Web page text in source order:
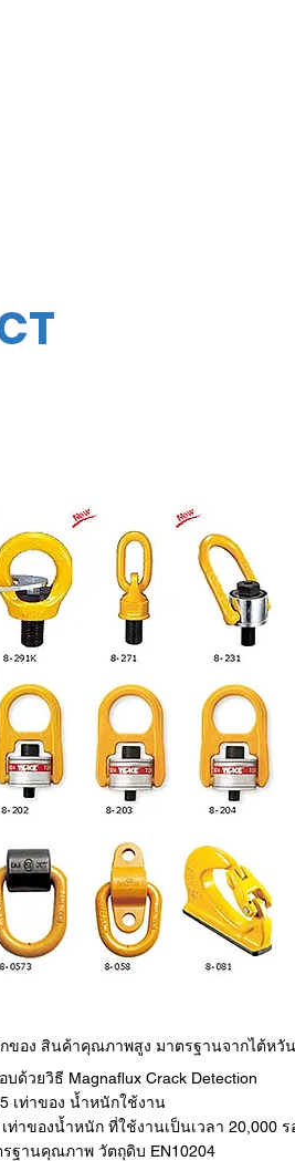
ของ สินค้าคุณภาพสูง มาตรฐานจากไต้หวัน
ด้วยวิธี Magnaflux Crack Detection
เท่าของ น้ำหนักใช้งาน
ท่าของน้ำหนัก ที่ใช้งานเป็นเวลา 20,000 ร
รฐานคุณภาพ วัตถุดิบ EN10204